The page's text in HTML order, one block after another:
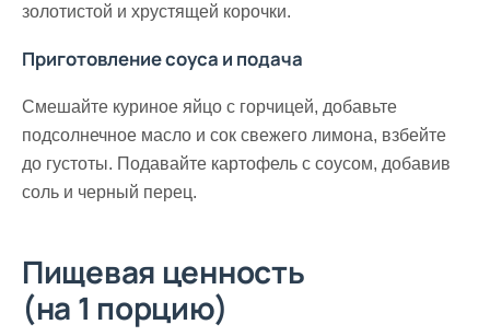
золотистой и хрустящей корочки.
Приготовление соуса и подача
Смешайте куриное яйцо с горчицей, добавьте
подсолнечное масло и сок свежего лимона, взбейте
до густоты. Подавайте картофель с соусом, добавив
соль и черный перец.
Пищевая ценность
(на 1 порцию)